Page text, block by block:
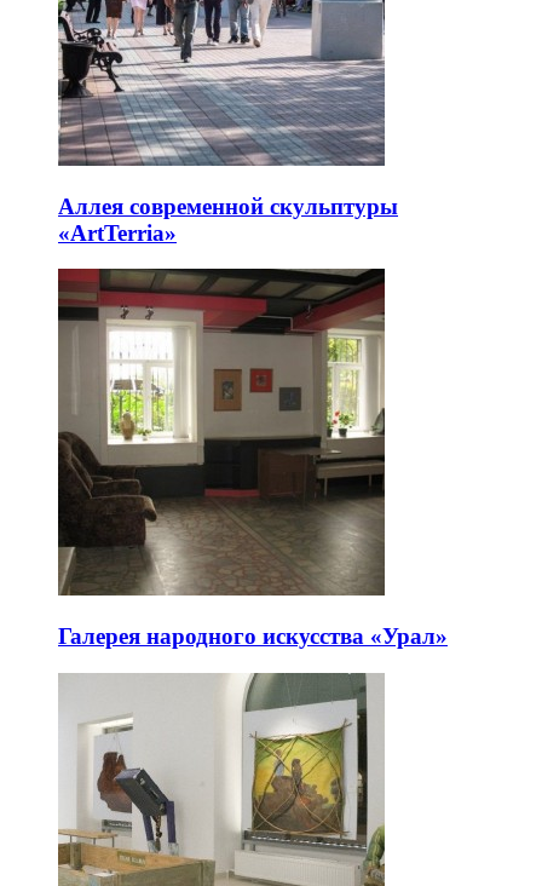
Аллея современной скульптуры
«ArtTerria»
Галерея народного искусства «Урал»